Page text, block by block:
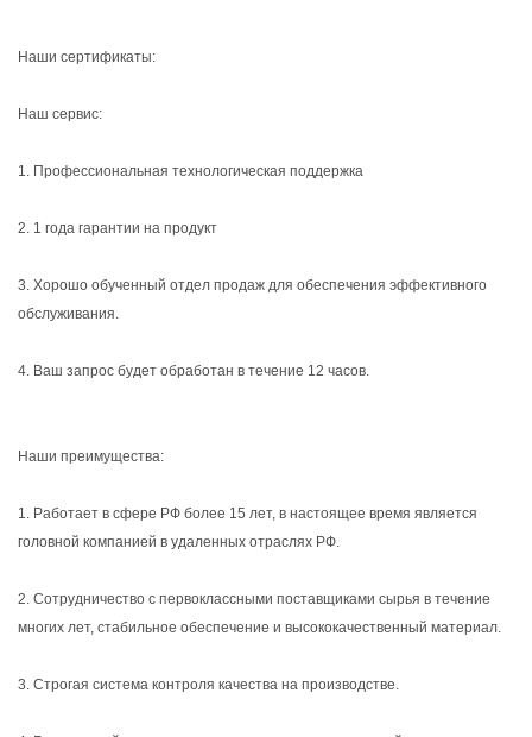
Наши сертификаты:
Наш сервис:
1. Профессиональная технологическая поддержка
2. 1 года гарантии на продукт
3. Хорошо обученный отдел продаж для обеспечения эффективного
обслуживания.
4. Ваш запрос будет обработан в течение 12 часов.
Наши преимущества:
1. Работает в сфере РФ более 15 лет, в настоящее время является
головной компанией в удаленных отраслях РФ.
2. Сотрудничество с первоклассными поставщиками сырья в течение
многих лет, стабильное обеспечение и высококачественный материал.
3. Строгая система контроля качества на производстве.